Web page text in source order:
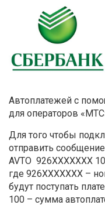
Автоплатежей с
для операторов
Для того чтобы
отправить
AVTO 926ХХХХХХХ
где 926ХХХХХХХ –
будут поступать
100 – сумма